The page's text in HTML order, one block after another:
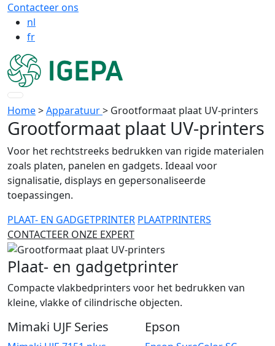
Contacteer ons
nl
fr
Home>Apparatuur> Grootformaat plaat UV-printers
Grootformaat plaat UV-printers
Voor het rechtstreeks bedrukken van rigide materialen
zoals platen, panelen en gadgets. Ideaal voor
signalisatie, displays en gepersonaliseerde
toepassingen.
PLAAT- EN GADGETPRINTER PLAATPRINTERS
CONTACTEER ONZE EXPERT
Plaat- en gadgetprinter
Compacte vlakbedprinters voor het bedrukken van
kleine, vlakke of cilindrische objecten.
Mimaki UJF Series Epson